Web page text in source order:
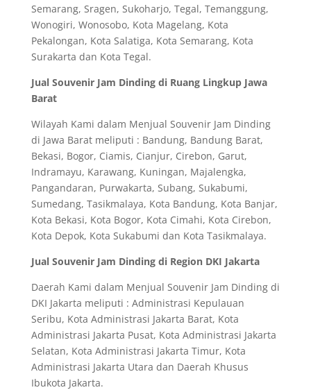
Semarang, Sragen, Sukoharjo, Tegal, Temanggung,
Wonogiri, Wonosobo, Kota Magelang, Kota
Pekalongan, Kota Salatiga, Kota Semarang, Kota
Surakarta dan Kota Tegal.
Jual Souvenir Jam Dinding di Ruang Lingkup Jawa
Barat
Wilayah Kami dalam Menjual Souvenir Jam Dinding
di Jawa Barat meliputi : Bandung, Bandung Barat,
Bekasi, Bogor, Ciamis, Cianjur, Cirebon, Garut,
Indramayu, Karawang, Kuningan, Majalengka,
Pangandaran, Purwakarta, Subang, Sukabumi,
Sumedang, Tasikmalaya, Kota Bandung, Kota Banjar,
Kota Bekasi, Kota Bogor, Kota Cimahi, Kota Cirebon,
Kota Depok, Kota Sukabumi dan Kota Tasikmalaya.
Jual Souvenir Jam Dinding di Region DKI Jakarta
Daerah Kami dalam Menjual Souvenir Jam Dinding di
DKI Jakarta meliputi : Administrasi Kepulauan
Seribu, Kota Administrasi Jakarta Barat, Kota
Administrasi Jakarta Pusat, Kota Administrasi Jakarta
Selatan, Kota Administrasi Jakarta Timur, Kota
Administrasi Jakarta Utara dan Daerah Khusus
Ibukota Jakarta.